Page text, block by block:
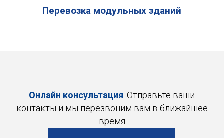
Перевозка модульных зданий
Онлайн консультация . Отправьте ваши
контакты и мы перезвоним вам в ближайшее
время